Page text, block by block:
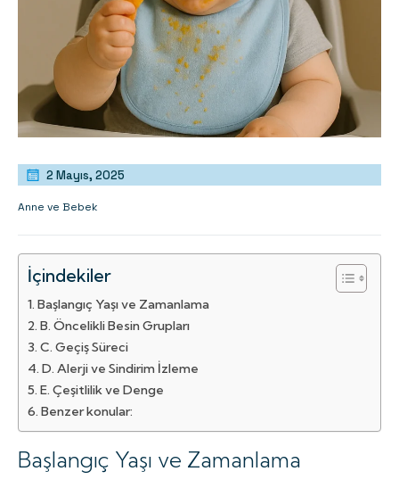
2 Mayıs, 2025
Anne ve Bebek
İçindekiler
Başlangıç Yaşı ve Zamanlama
B. Öncelikli Besin Grupları
C. Geçiş Süreci
D. Alerji ve Sindirim İzleme
E. Çeşitlilik ve Denge
Benzer konular:
Başlangıç Yaşı ve Zamanlama